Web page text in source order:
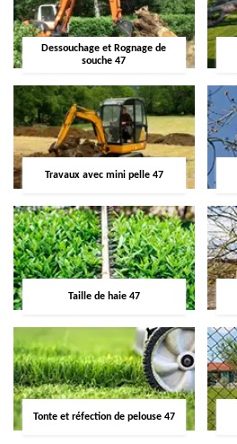
Dessouchage et Rognage de
souche 47
Travaux avec mini pelle 47
Taille de haie 47
Tonte et réfection de pelouse 47